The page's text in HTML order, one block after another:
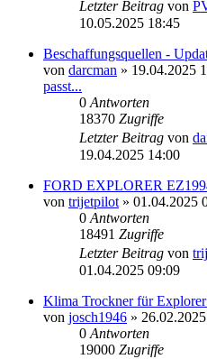
Letzter Beitrag von
10.05.2025 18:45
Beschaffungsquellen -
von darcman » 19.04.2025
passt...
0 Antworten
18370 Zugriffe
Letzter Beitrag von
19.04.2025 14:00
FORD EXPLORER
von trijetpilot » 01.04.2025
0 Antworten
18491 Zugriffe
Letzter Beitrag von
01.04.2025 09:09
Klima Trockner für
von josch1946 »
0 Antworten
19000 Zugriffe